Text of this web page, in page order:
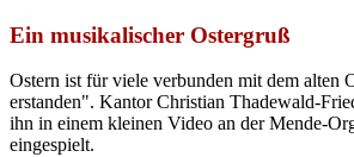
Ein musikalischer Ostergruß
Ostern ist für viele verbunden mit dem alten
erstanden". Kantor Christian Thadewald-
ihn in einem kleinen Video an der Mende-
eingespielt.